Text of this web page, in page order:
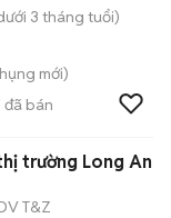
3 tháng tuổi)
mới)
đã bán
trường Long An
T&Z